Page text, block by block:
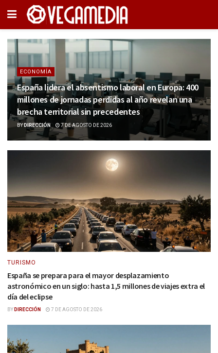
ECONOMÍA
España lidera el absentismo laboral en Europa: 400
millones de jornadas perdidas al año revelan una
brecha territorial sin precedentes
BY DIRECCIÓN 7 DE AGOSTO DE 2026
TURISMO
España se prepara para el mayor desplazamiento
astronómico en un siglo: hasta 1,5 millones de viajes extra el
día del eclipse
BY DIRECCIÓN 7 DE AGOSTO DE 2026